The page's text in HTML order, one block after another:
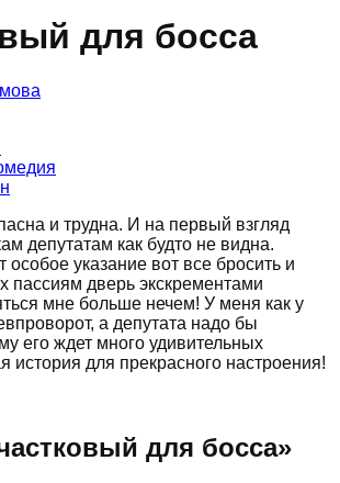
для босса
и трудна. И на первый взгляд
депутатам как будто не видна.
указание вот все бросить и
пассиям дверь экскрементами
мне больше нечем! У меня как у
а депутата надо бы
его ждет много удивительных
история для прекрасного настроения!
для босса»